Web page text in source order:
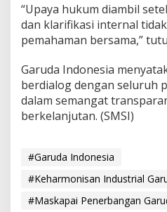
“Upaya hukum diambil
dan klarifikasi internal
pemahaman bersama,”
Garuda Indonesia
berdialog dengan seluruh
dalam semangat
berkelanjutan. (SMSI)
#Garuda Indonesia
#Keharmonisan Industrial
#Maskapai Penerbangan